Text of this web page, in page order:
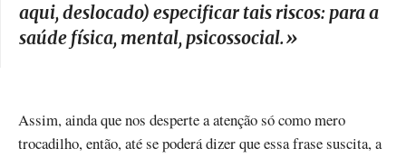
aqui, deslocado) especificar tais riscos: para a
saúde física, mental, psicossocial.»
Assim, ainda que nos desperte a atenção só como mero
trocadilho, então, até se poderá dizer que essa frase suscita, a